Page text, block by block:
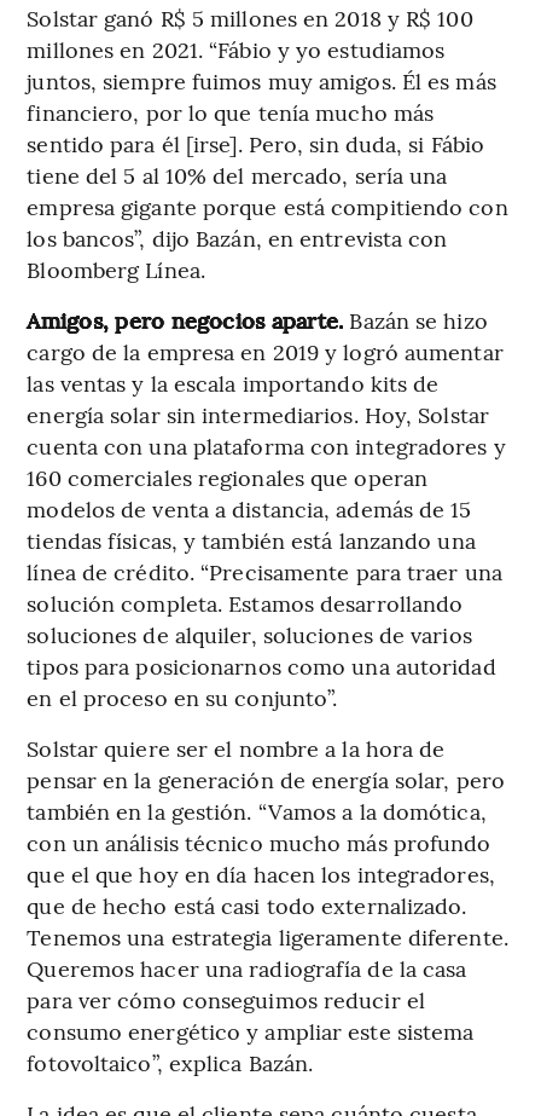
Solstar ganó R$ 5 millones en 2018 y R$ 100
millones en 2021. “Fábio y yo estudiamos
juntos, siempre fuimos muy amigos. Él es más
financiero, por lo que tenía mucho más
sentido para él [irse]. Pero, sin duda, si Fábio
tiene del 5 al 10% del mercado, sería una
empresa gigante porque está compitiendo con
los bancos”, dijo Bazán, en entrevista con
Bloomberg Línea.
Amigos, pero negocios aparte. Bazán se hizo
cargo de la empresa en 2019 y logró aumentar
las ventas y la escala importando kits de
energía solar sin intermediarios. Hoy, Solstar
cuenta con una plataforma con integradores y
160 comerciales regionales que operan
modelos de venta a distancia, además de 15
tiendas físicas, y también está lanzando una
línea de crédito. “Precisamente para traer una
solución completa. Estamos desarrollando
soluciones de alquiler, soluciones de varios
tipos para posicionarnos como una autoridad
en el proceso en su conjunto”.
Solstar quiere ser el nombre a la hora de
pensar en la generación de energía solar, pero
también en la gestión. “Vamos a la domótica,
con un análisis técnico mucho más profundo
que el que hoy en día hacen los integradores,
que de hecho está casi todo externalizado.
Tenemos una estrategia ligeramente diferente.
Queremos hacer una radiografía de la casa
para ver cómo conseguimos reducir el
consumo energético y ampliar este sistema
fotovoltaico”, explica Bazán.